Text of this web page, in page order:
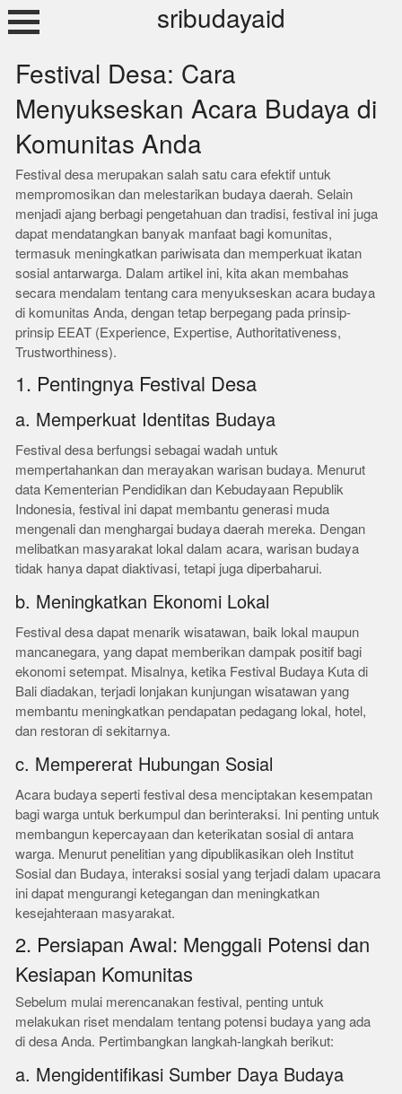
Skip
to
sribudayaid
Festival Desa: Cara
Menyukseskan Acara Budaya di
Komunitas Anda
Festival desa merupakan salah satu cara efektif untuk
mempromosikan dan melestarikan budaya daerah. Selain
menjadi ajang berbagi pengetahuan dan tradisi, festival ini juga
dapat mendatangkan banyak manfaat bagi komunitas,
termasuk meningkatkan pariwisata dan memperkuat ikatan
sosial antarwarga. Dalam artikel ini, kita akan membahas
secara mendalam tentang cara menyukseskan acara budaya
di komunitas Anda, dengan tetap berpegang pada prinsip-
prinsip EEAT (Experience, Expertise, Authoritativeness,
Trustworthiness).
1. Pentingnya Festival Desa
a. Memperkuat Identitas Budaya
Festival desa berfungsi sebagai wadah untuk
mempertahankan dan merayakan warisan budaya. Menurut
data Kementerian Pendidikan dan Kebudayaan Republik
Indonesia, festival ini dapat membantu generasi muda
mengenali dan menghargai budaya daerah mereka. Dengan
melibatkan masyarakat lokal dalam acara, warisan budaya
tidak hanya dapat diaktivasi, tetapi juga diperbaharui.
b. Meningkatkan Ekonomi Lokal
Festival desa dapat menarik wisatawan, baik lokal maupun
mancanegara, yang dapat memberikan dampak positif bagi
ekonomi setempat. Misalnya, ketika Festival Budaya Kuta di
Bali diadakan, terjadi lonjakan kunjungan wisatawan yang
membantu meningkatkan pendapatan pedagang lokal, hotel,
dan restoran di sekitarnya.
c. Mempererat Hubungan Sosial
Acara budaya seperti festival desa menciptakan kesempatan
bagi warga untuk berkumpul dan berinteraksi. Ini penting untuk
membangun kepercayaan dan keterikatan sosial di antara
warga. Menurut penelitian yang dipublikasikan oleh Institut
Sosial dan Budaya, interaksi sosial yang terjadi dalam upacara
ini dapat mengurangi ketegangan dan meningkatkan
kesejahteraan masyarakat.
2. Persiapan Awal: Menggali Potensi dan
Kesiapan Komunitas
Sebelum mulai merencanakan festival, penting untuk
melakukan riset mendalam tentang potensi budaya yang ada
di desa Anda. Pertimbangkan langkah-langkah berikut:
a. Mengidentifikasi Sumber Daya Budaya